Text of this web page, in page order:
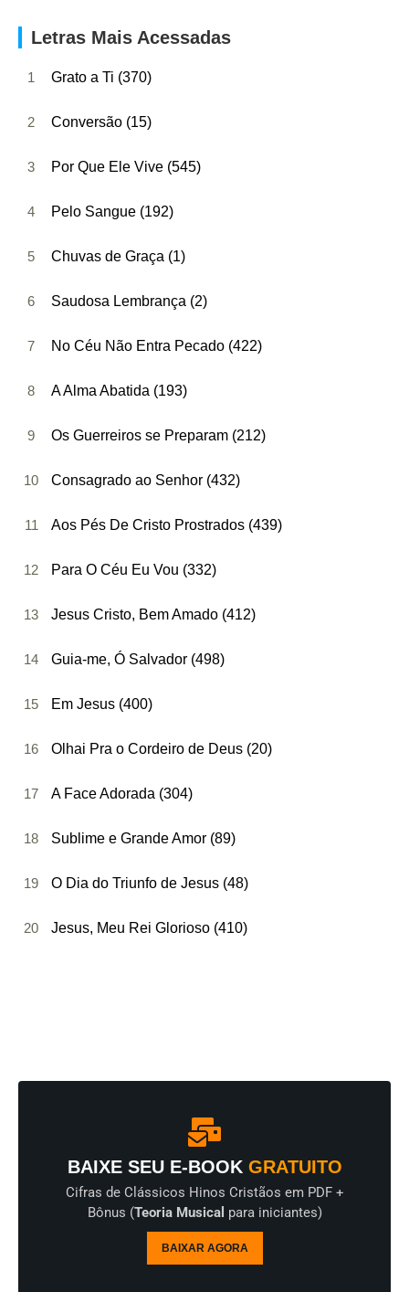
Letras Mais Acessadas
1 Grato a Ti (370)
2 Conversão (15)
3 Por Que Ele Vive (545)
4 Pelo Sangue (192)
5 Chuvas de Graça (1)
6 Saudosa Lembrança (2)
7 No Céu Não Entra Pecado (422)
8 A Alma Abatida (193)
9 Os Guerreiros se Preparam (212)
10 Consagrado ao Senhor (432)
11 Aos Pés De Cristo Prostrados (439)
12 Para O Céu Eu Vou (332)
13 Jesus Cristo, Bem Amado (412)
14 Guia-me, Ó Salvador (498)
15 Em Jesus (400)
16 Olhai Pra o Cordeiro de Deus (20)
17 A Face Adorada (304)
18 Sublime e Grande Amor (89)
19 O Dia do Triunfo de Jesus (48)
20 Jesus, Meu Rei Glorioso (410)
BAIXE SEU E-BOOKGRATUITO
Cifras de Clássicos Hinos Cristãos em PDF +
Bônus (Teoria Musical para iniciantes)
BAIXAR AGORA